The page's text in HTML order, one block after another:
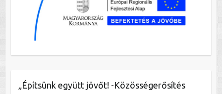
„Építsünk együtt jövőt! -Közösségerősítés